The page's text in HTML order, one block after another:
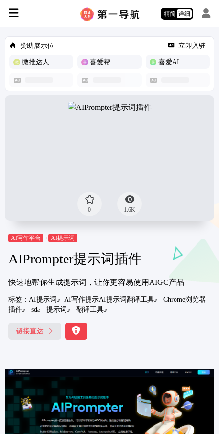
精简 详细
赞助展示位 立即入驻
微推达人 喜爱帮 喜爱AI
0 1.6K
AI写作平台 AI提示词
AIPrompter提示词插件
快速地帮你生成提示词，让你更容易使用AIGC产品
标签： AI提示词 AI写作提示AI提示词翻译工具
Chrome浏览器
插件
sd 提示词 翻译工具
链接直达